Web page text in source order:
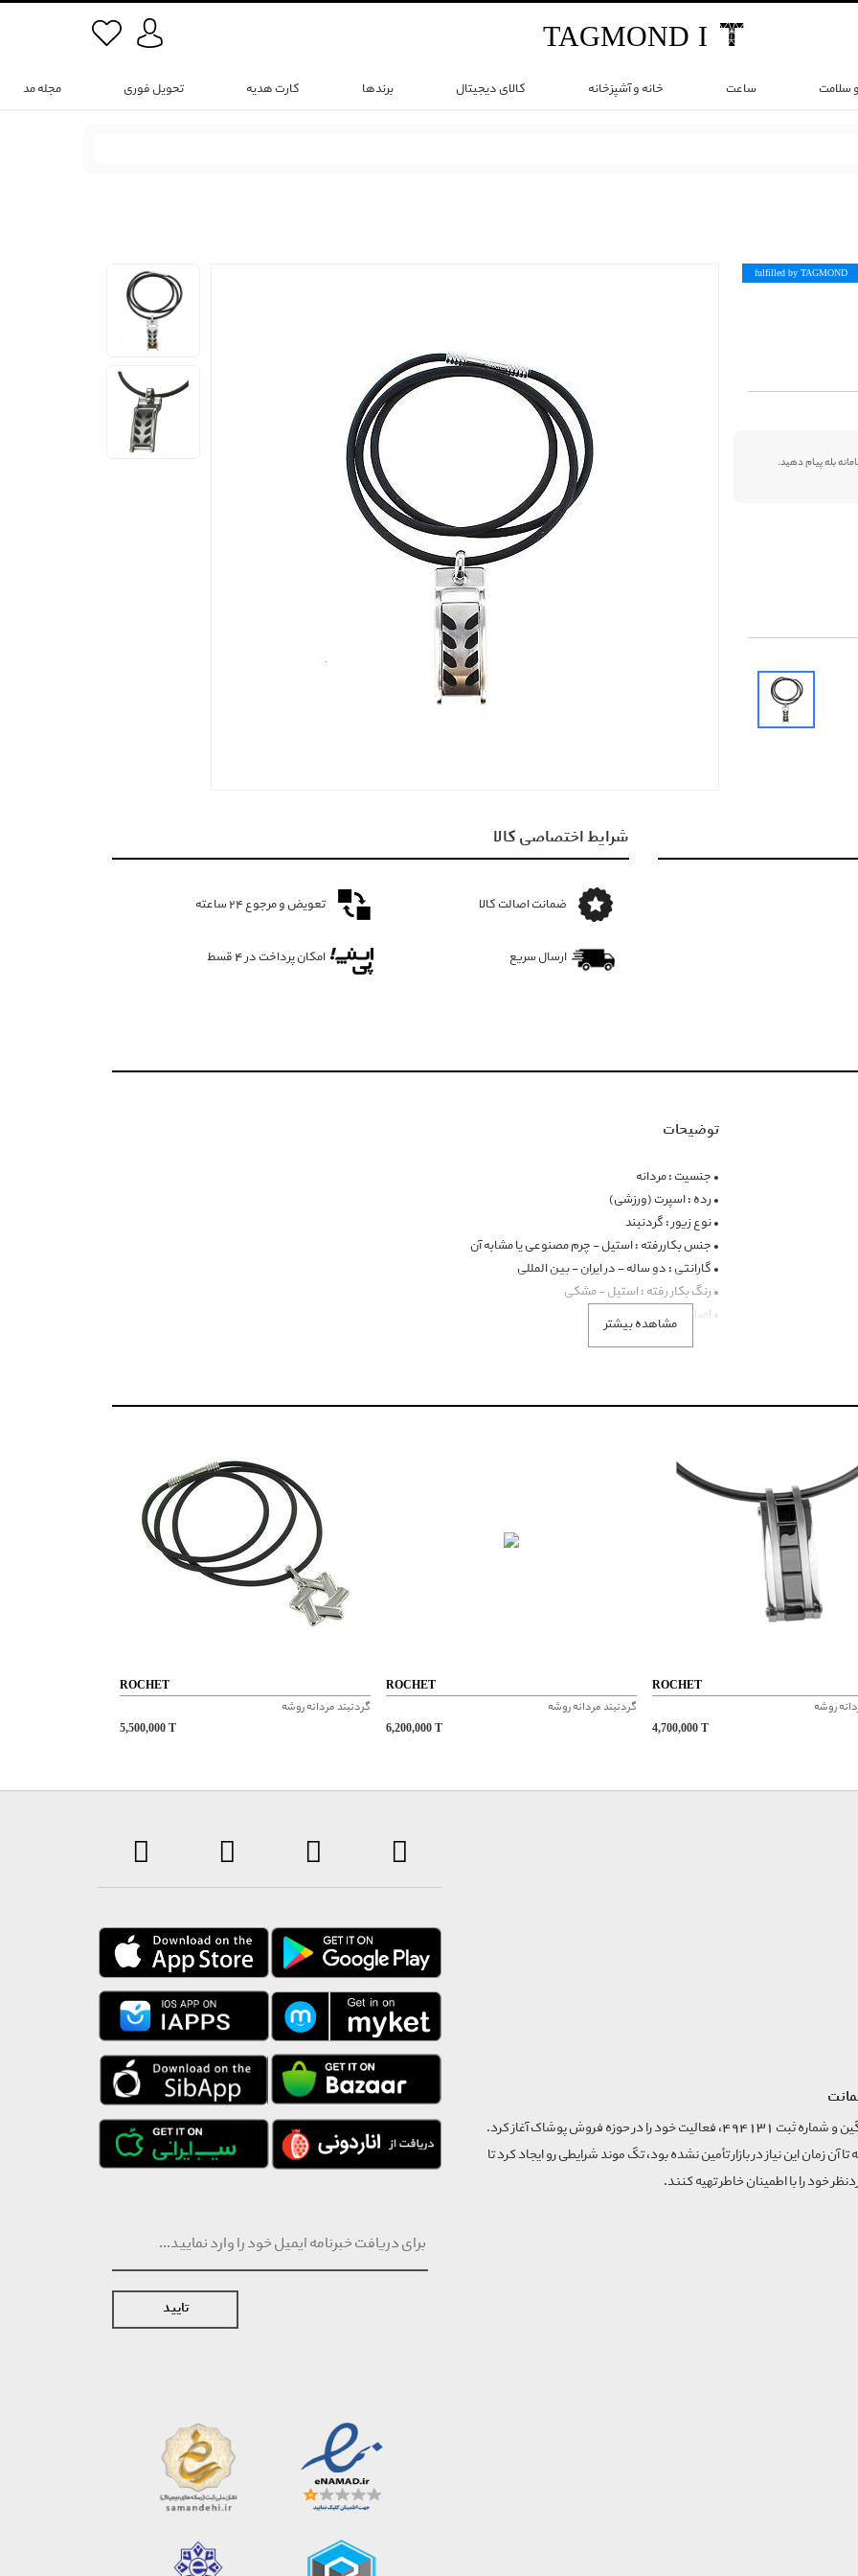
TAGMOND I
سلامت ساعت خانه و آشپزخانه کالای دیجیتال برندها کارت هدیه تحویل فوری مجله مد
fulfilled by TAGMOND
شرایط اختصاصی کالا
ضمانت اصالت کالا تعویض و مرجوع ۲۴ ساعته
ارسال سریع امکان پرداخت در 4 قسط
مشاهده بیشتر
توضیحات
• جنسیت : مردانه
• رده : اسپرت (ورزشی)
• نوع زیور : گردنبند
• جنس بکاررفته : استیل - چرم مصنوعی یا مشابه آن
• گارانتی : دو ساله - در ایران - بین المللی
• رنگ بکار رفته : استیل - مشکی
• اصالت کشور برند : امریکا
ROCHET
گردنبند مردانه روشه
5,500,000 T
ROCHET
گردنبند مردانه روشه
6,200,000 T
ROCHET
روشه
4,700,000 T
تایید
فروشگاه تگ موند از سال 1395 با نام ثبتی گسترش و نوآوری تگین و شماره ثبت 494131، فعالیت خود را در حوزه فروش پوشاک آغاز کرد.
تا آن زمان این نیاز در بازار تأمین نشده بود، تگ موند شرایطی رو ایجاد کرد تا
خود را با اطمینان خاطر تهیه کنند.